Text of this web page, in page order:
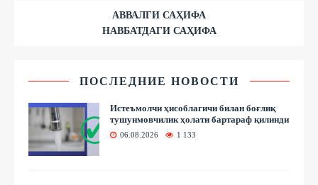
АВВАЛГИ САҲИФА
НАВБАТДАГИ САҲИФА
ПОСЛЕДНИЕ НОВОСТИ
Истеъмолчи ҳисоблагичи билан боғлиқ
тушунмовчилик ҳолати бартараф қилинди
06.08.2026 1 133